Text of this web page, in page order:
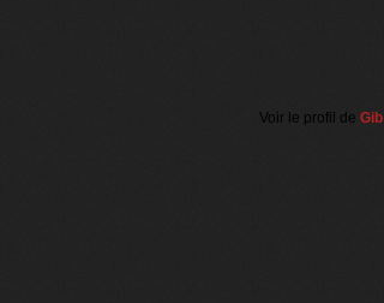
Voir le profil de Gib